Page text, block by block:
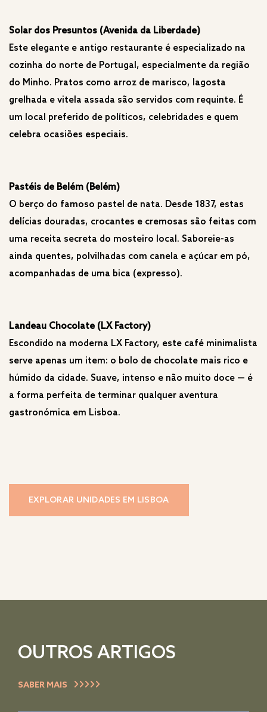
Solar dos Presuntos (Avenida da Liberdade)
Este elegante e antigo restaurante é especializado na
cozinha do norte de Portugal, especialmente da região
do Minho. Pratos como arroz de marisco, lagosta
grelhada e vitela assada são servidos com requinte. É
um local preferido de políticos, celebridades e quem
celebra ocasiões especiais.
Pastéis de Belém (Belém)
O berço do famoso pastel de nata. Desde 1837, estas
delícias douradas, crocantes e cremosas são feitas com
uma receita secreta do mosteiro local. Saboreie-as
ainda quentes, polvilhadas com canela e açúcar em pó,
acompanhadas de uma bica (expresso).
Landeau Chocolate (LX Factory)
Escondido na moderna LX Factory, este café minimalista
serve apenas um item: o bolo de chocolate mais rico e
húmido da cidade. Suave, intenso e não muito doce — é
a forma perfeita de terminar qualquer aventura
gastronómica em Lisboa.
EXPLORAR UNIDADES EM LISBOA
OUTROS ARTIGOS
SABER MAIS